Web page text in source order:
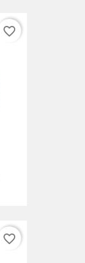
favorite_border
favorite_border